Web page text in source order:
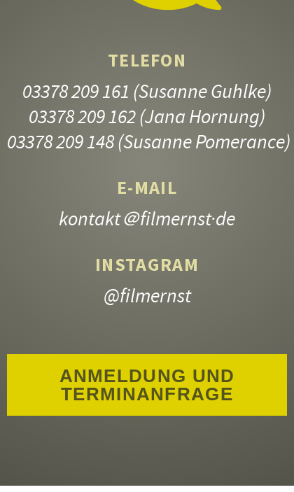
JUNGE MÜTTER
9.–13. Jahrgangsstufe
TELEFON
03378 209 161 (Susanne Guhlke)
03378 209 162(Jana Hornung)
03378 209 148(Susanne Pomerance)
E-MAIL
kontakt＠filmernst·de
INSTAGRAM
@filmernst
ANMELDUNG UND
TERMINANFRAGE